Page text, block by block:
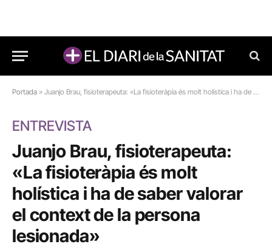
Portada » Juanjo Brau, fisioterapeuta: «La fisioteràpia és molt holística i ha de saber valorar el context de la persona lesionada»
ENTREVISTA
Juanjo Brau, fisioterapeuta:
«La fisioteràpia és molt
holística i ha de saber valorar
el context de la persona
lesionada»